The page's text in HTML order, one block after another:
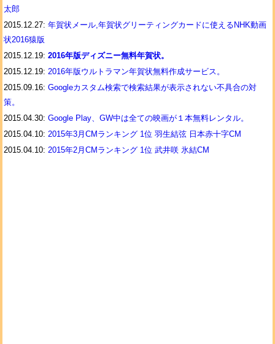
太郎
2015.12.27: 年賀状メール,年賀状グリーティングカードに使えるNHK動画
状2016猿版
2015.12.19: 2016年版ディズニー無料年賀状。
2015.12.19: 2016年版ウルトラマン年賀状無料作成サービス。
2015.09.16: Googleカスタム検索で検索結果が表示されない不具合の対
策。
2015.04.30: Google Play、GW中は全ての映画が１本無料レンタル。
2015.04.10: 2015年3月CMランキング 1位 羽生結弦 日本赤十字CM
2015.04.10: 2015年2月CMランキング 1位 武井咲 氷結CM